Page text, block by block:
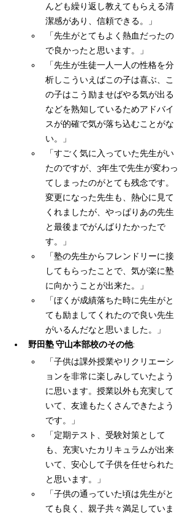
んども繰り返し教えてもらえる清
潔感があり、信頼できる。」
「先生がとてもよく熱血だったの
で良かったと思います。」
「先生が生徒一人一人の性格を分
析しこういえばこの子は喜ぶ、こ
の子はこう励ませばやる気が出る
などを熟知しているためアドバイ
スが的確で気が落ち込むことがな
い。」
「すごく気に入っていた先生がい
たのですが、3年生で先生が変わっ
てしまったのがとても残念です。
変更になった先生も、熱心に見て
くれましたが、やっぱりあの先生
と最後までがんばりたかったで
す。」
「塾の先生からフレンドリーに接
してもらったことで、気が楽に塾
に向かうことが出来た。」
「ぼくが成績落ちた時に先生がと
ても励ましてくれたので良い先生
がいるんだなと思いました。」
野田塾 守山本部校のその他:
「子供は課外授業やリクリエーシ
ョンを非常に楽しみしていたよう
に思います。授業以外も充実して
いて、友達もたくさんできたよう
です。」
「定期テスト、受験対策として
も、充実いたカリキュラムが出来
いて、安心して子供を任せられた
と思います。」
「子供の通っていた頃は先生がと
ても良く、親子共々満足していま